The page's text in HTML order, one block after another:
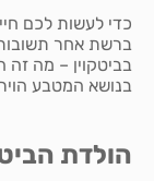
כדי לעשות לכם
ברשת אחר
בביטקוין – מה זה
בנושא המטבע
הולדת